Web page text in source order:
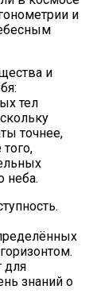
и
и
тел
точнее,
неба.
для
знаний о